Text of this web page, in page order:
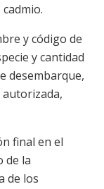
y código de
y cantidad
desembarque,
final en el
de la
de los